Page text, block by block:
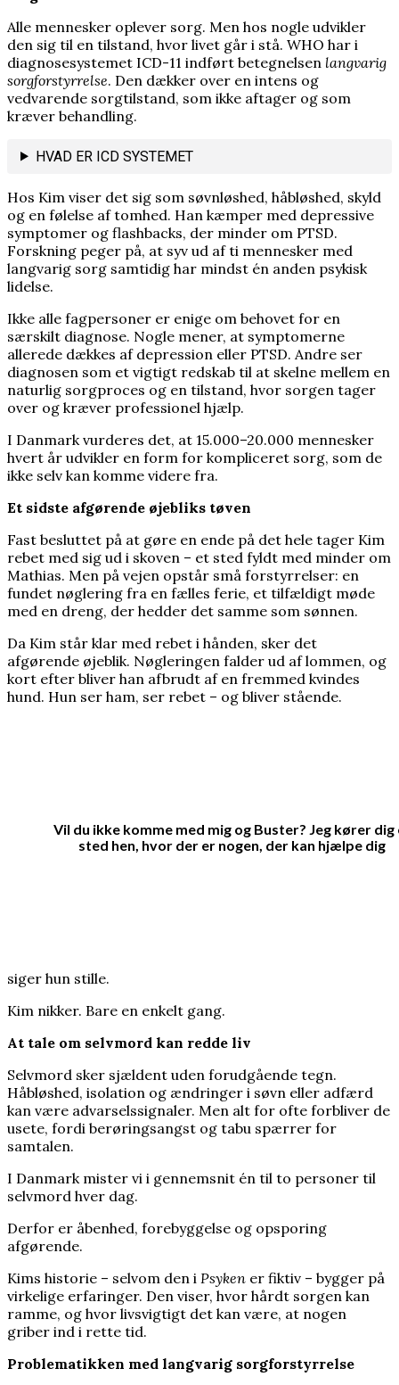
Alle mennesker oplever sorg. Men hos nogle udvikler
den sig til en tilstand, hvor livet går i stå. WHO har i
diagnosesystemet ICD-11 indført betegnelsen langvarig
sorgforstyrrelse. Den dækker over en intens og
vedvarende sorgtilstand, som ikke aftager og som
kræver behandling.
HVAD ER ICD SYSTEMET
Hos Kim viser det sig som søvnløshed, håbløshed, skyld
og en følelse af tomhed. Han kæmper med depressive
symptomer og flashbacks, der minder om PTSD.
Forskning peger på, at syv ud af ti mennesker med
langvarig sorg samtidig har mindst én anden psykisk
lidelse.
Ikke alle fagpersoner er enige om behovet for en
særskilt diagnose. Nogle mener, at symptomerne
allerede dækkes af depression eller PTSD. Andre ser
diagnosen som et vigtigt redskab til at skelne mellem en
naturlig sorgproces og en tilstand, hvor sorgen tager
over og kræver professionel hjælp.
I Danmark vurderes det, at 15.000–20.000 mennesker
hvert år udvikler en form for kompliceret sorg, som de
ikke selv kan komme videre fra.
Et sidste afgørende øjebliks tøven
Fast besluttet på at gøre en ende på det hele tager Kim
rebet med sig ud i skoven – et sted fyldt med minder om
Mathias. Men på vejen opstår små forstyrrelser: en
fundet nøglering fra en fælles ferie, et tilfældigt møde
med en dreng, der hedder det samme som sønnen.
Da Kim står klar med rebet i hånden, sker det
afgørende øjeblik. Nøgleringen falder ud af lommen, og
kort efter bliver han afbrudt af en fremmed kvindes
hund. Hun ser ham, ser rebet – og bliver stående.
Vil du ikke komme med mig og Buster? Jeg kører dig
sted hen, hvor der er nogen, der kan hjælpe dig
siger hun stille.
Kim nikker. Bare en enkelt gang.
At tale om selvmord kan redde liv
Selvmord sker sjældent uden forudgående tegn.
Håbløshed, isolation og ændringer i søvn eller adfærd
kan være advarselssignaler. Men alt for ofte forbliver de
usete, fordi berøringsangst og tabu spærrer for
samtalen.
I Danmark mister vi i gennemsnit én til to personer til
selvmord hver dag.
Derfor er åbenhed, forebyggelse og opsporing
afgørende.
Kims historie – selvom den i Psyken er fiktiv – bygger på
virkelige erfaringer. Den viser, hvor hårdt sorgen kan
ramme, og hvor livsvigtigt det kan være, at nogen
griber ind i rette tid.
Problematikken med langvarig sorgforstyrrelse